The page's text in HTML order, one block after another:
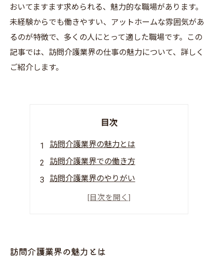
おいてますます求められる、魅力的な職場があります。
未経験からでも働きやすい、アットホームな雰囲気があ
るのが特徴で、多くの人にとって適した職場です。この
記事では、訪問介護業界の仕事の魅力について、詳しく
ご紹介します。
目次
訪問介護業界の魅力とは
訪問介護業界での働き方
訪問介護業界のやりがい
訪問介護のトレンド
訪問介護業界の魅力とは